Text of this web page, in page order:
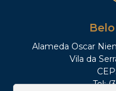
Alameda Oscar
Vila da
Tel: